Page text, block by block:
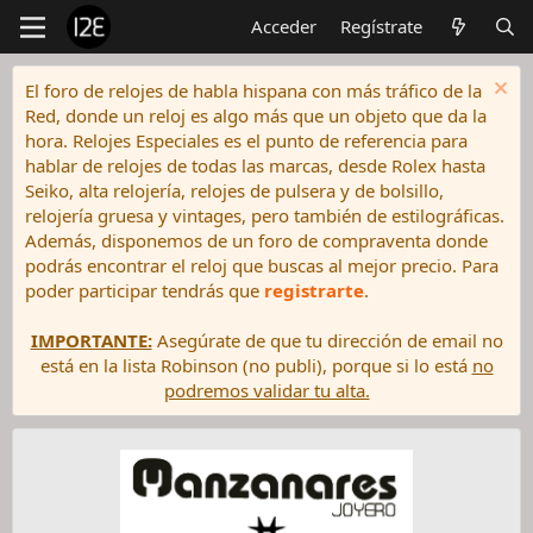
Acceder Regístrate
El foro de relojes de habla hispana con más tráfico de la
Red, donde un reloj es algo más que un objeto que da la
hora. Relojes Especiales es el punto de referencia para
hablar de relojes de todas las marcas, desde Rolex hasta
Seiko, alta relojería, relojes de pulsera y de bolsillo,
relojería gruesa y vintages, pero también de estilográficas.
Además, disponemos de un foro de compraventa donde
podrás encontrar el reloj que buscas al mejor precio. Para
poder participar tendrás que registrarte.
IMPORTANTE:Asegúrate de que tu dirección de email no
está en la lista Robinson (no publi), porque si lo está no
podremos validar tu alta.